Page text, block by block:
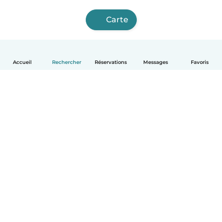
Accueil Rechercher Réservations Messages Favoris
Carte